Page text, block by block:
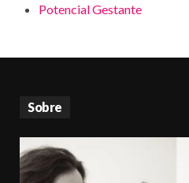
Potencial Gestante
Sobre